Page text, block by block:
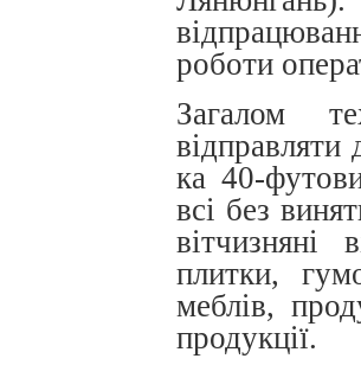
роботи
Загалом
ка 40-
всі без
вітчизняні
плитки,
меблів,
продукції.